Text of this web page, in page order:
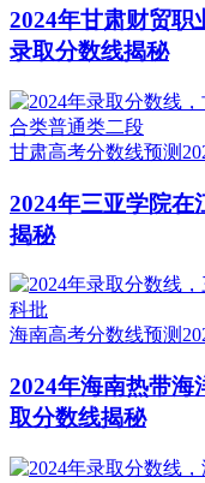
2024年甘肃财贸职
录取分数线揭秘
甘肃高考分数线预测
2024年三亚学院在
揭秘
海南高考分数线预测
2024年海南热带海
取分数线揭秘